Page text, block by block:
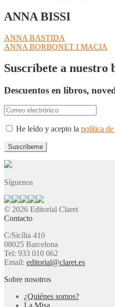
ANNA BISSI
Navegación
de
entradas
Anterior:
ANNA BASTIDA
Siguiente:
ANNA BORBONET I MACIA
Suscríbete a nuestro
Descuentos en libros,
He leído y acepto la política
Síguenos
© 2026 Editorial Claret
Contacto
C/Sicília 410
08025 Barcelona
Tel: 933 010 062
Email: editorial@claret.es
Sobre nosotros
¿Quiénes somos?